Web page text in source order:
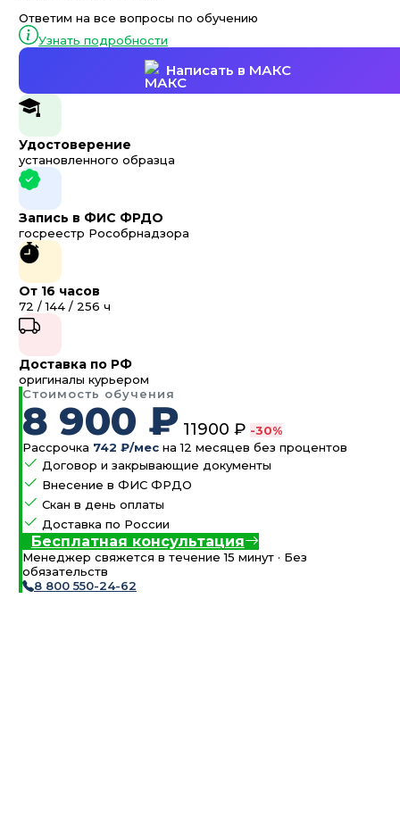
Ответим на все вопросы по обучению
Узнать подробности
Написать в МАКС
Удостоверение
установленного образца
Запись в ФИС ФРДО
госреестр Рособрнадзора
От 16 часов
72 / 144 / 256 ч
Доставка по РФ
оригиналы курьером
Стоимость обучения
8 900 ₽ 11900 ₽ -30%
Рассрочка 742 ₽/мес на 12 месяцев без процентов
Договор и закрывающие документы
Внесение в ФИС ФРДО
Скан в день оплаты
Доставка по России
Бесплатная консультация
Менеджер свяжется в течение 15 минут · Без
обязательств
8 800 550-24-62